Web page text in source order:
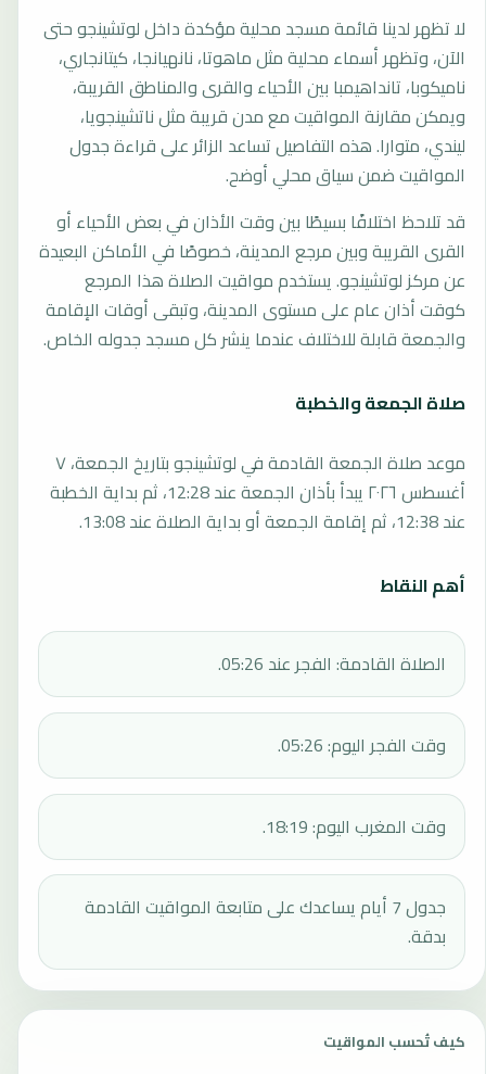
لا تظهر لدينا قائمة مسجد محلية مؤكدة داخل لوتشينجو حتى
الآن، وتظهر أسماء محلية مثل ماهوتا، نانهيانجا، كيتانجاري،
ناميكوبا، تانداهيمبا بين الأحياء والقرى والمناطق القريبة،
ويمكن مقارنة المواقيت مع مدن قريبة مثل ناتشينجويا،
ليندي، متوارا. هذه التفاصيل تساعد الزائر على قراءة جدول
المواقيت ضمن سياق محلي أوضح.
قد تلاحظ اختلافًا بسيطًا بين وقت الأذان في بعض الأحياء أو
القرى القريبة وبين مرجع المدينة، خصوصًا في الأماكن البعيدة
عن مركز لوتشينجو. يستخدم مواقيت الصلاة هذا المرجع
كوقت أذان عام على مستوى المدينة، وتبقى أوقات الإقامة
والجمعة قابلة للاختلاف عندما ينشر كل مسجد جدوله الخاص.
صلاة الجمعة والخطبة
موعد صلاة الجمعة القادمة في لوتشينجو بتاريخ الجمعة، ٧
أغسطس ٢٠٢٦ يبدأ بأذان الجمعة عند 12:28، ثم بداية الخطبة
عند 12:38، ثم إقامة الجمعة أو بداية الصلاة عند 13:08.
أهم النقاط
الصلاة القادمة: الفجر عند 05:26.
وقت الفجر اليوم: 05:26.
وقت المغرب اليوم: 18:19.
جدول 7 أيام يساعدك على متابعة المواقيت القادمة
بدقة.
كيف تُحسب المواقيت